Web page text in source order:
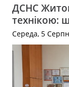
ДСНС
технікою:
Середа, 5